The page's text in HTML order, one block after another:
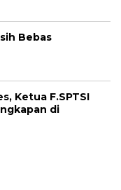
Bebas
Ketua F.SPTSI
di